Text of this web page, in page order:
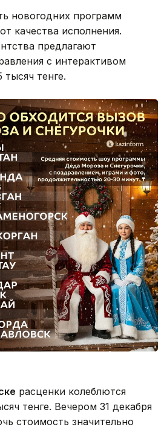
новогодних программ
качества исполнения.
предлагают
с интерактивом
тенге.
расценки колеблются
тенге. Вечером 31 декабря
стоимость значительно